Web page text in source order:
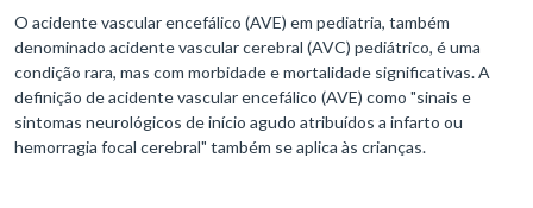
O acidente vascular encefálico (AVE) em pediatria, também
denominado acidente vascular cerebral (AVC) pediátrico, é uma
condição rara, mas com morbidade e mortalidade significativas. A
definição de acidente vascular encefálico (AVE) como "sinais e
sintomas neurológicos de início agudo atribuídos a infarto ou
hemorragia focal cerebral" também se aplica às crianças.